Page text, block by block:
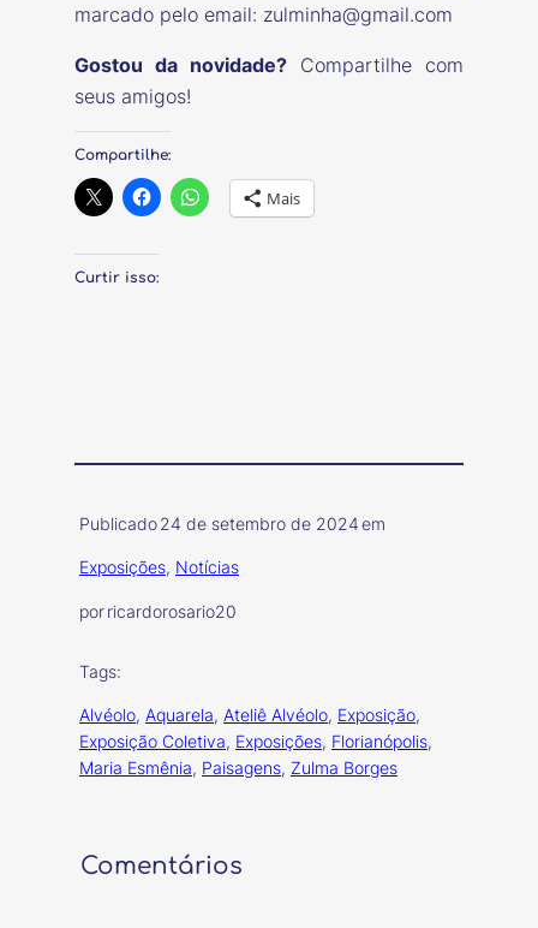
marcado pelo email: zulminha@gmail.com
Gostou da novidade? Compartilhe com
seus amigos!
Compartilhe:
Mais
Curtir isso:
Publicado24 de setembro de 2024em
Exposições, Notícias
porricardorosario20
Tags:
Alvéolo, Aquarela, Ateliê Alvéolo, Exposição
Exposição Coletiva, Exposições, Florianópolis
Maria Esmênia, Paisagens, Zulma Borges
Comentários